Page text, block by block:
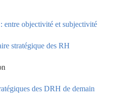
entre objectivité et subjectivité
stratégique des RH
des DRH de demain